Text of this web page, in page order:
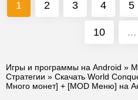
1 2 3 4 5
10 ...
Игры и программы на Android »
Стратегии » Скачать World
Много монет] + [MOD Меню] на